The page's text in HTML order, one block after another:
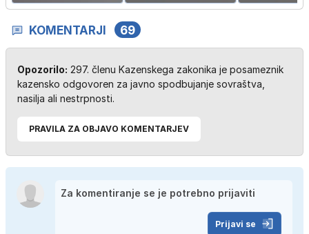
KOMENTARJI 69
Opozorilo: 297. členu Kazenskega zakonika je posameznik
kazensko odgovoren za javno spodbujanje sovraštva,
nasilja ali nestrpnosti.
PRAVILA ZA OBJAVO KOMENTARJEV
Prijavi se